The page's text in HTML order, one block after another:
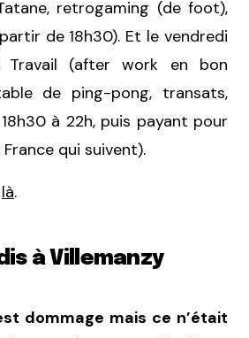
retrogaming (de foot),
de 18h30). Et le vendredi
Travail (after work en bon
de ping-pong, transats,
à 22h, puis payant pour
qui suivent).
là.
à Villemanzy
dommage mais ce n’était